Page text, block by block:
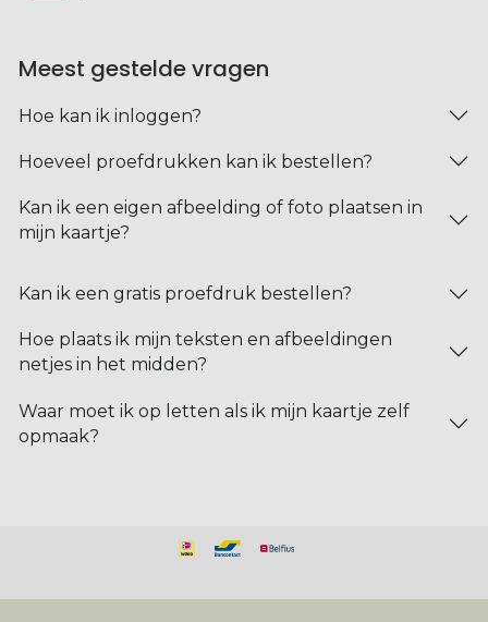
Meest gestelde vragen
Hoe kan ik inloggen?
Hoeveel proefdrukken kan ik bestellen?
Kan ik een eigen afbeelding of foto plaatsen in
mijn kaartje?
Kan ik een gratis proefdruk bestellen?
Hoe plaats ik mijn teksten en afbeeldingen
netjes in het midden?
Waar moet ik op letten als ik mijn kaartje zelf
opmaak?